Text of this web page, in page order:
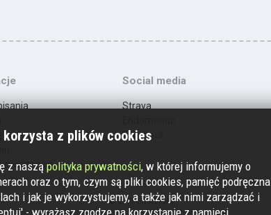
Social media
Strava
Facebook
Zmień kolory
korzysta z plików cookies
z naszą polityka prywatności, w której informujemy o
oraz o tym, czym są pliki cookies, pamięć podręczna
i jak je wykorzystujemy, a także jak nimi zarządzać i
- wyrażasz zgodzę na korzystanie z pamięci